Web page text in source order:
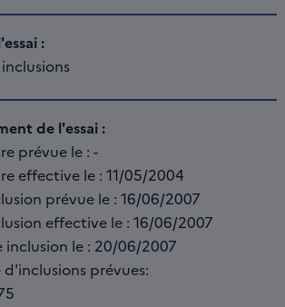
:
de l'essai :
prévue le : -
effective le : 11/05/2004
prévue le : 16/06/2007
effective le : 16/06/2007
inclusion le : 20/06/2007
prévues: